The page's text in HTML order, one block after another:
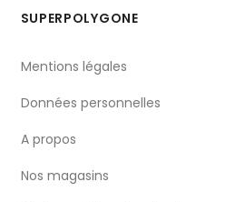
SUPERPOLYGONE
Mentions légales
Données personnelles
A propos
Nos magasins